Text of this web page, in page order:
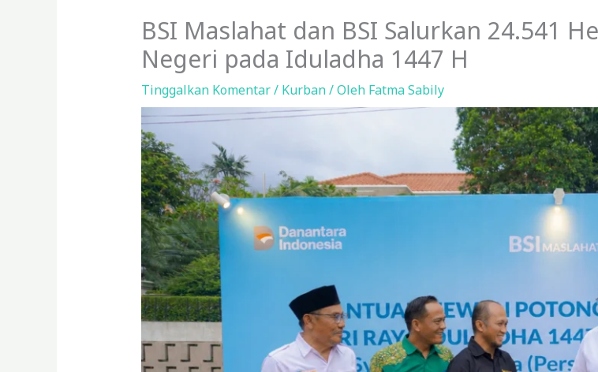
BSI Maslahat dan BSI Salurkan 24.541
Negeri pada Iduladha 1447 H
Tinggalkan Komentar/ Kurban/ Oleh Fatma Sabily